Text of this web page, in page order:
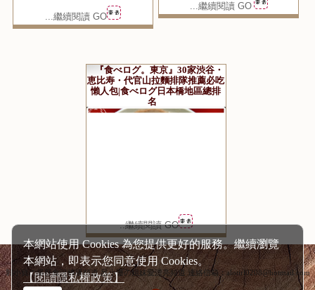
本網站使用 Cookies 為您提供更好的服務。繼續瀏覽
本網站，即表示您同意使用 Cookies。
【閱讀隱私權政策】
...繼續閱讀 GO
...繼續閱讀 GO
『食べログ。東京』30家渋谷・
恵比寿・代官山拉麵排隊推薦必吃
懶人包|食べログ日本橋地區總排
名
..繼續閱讀 GO
郭小寶の爆肝食況轉播頻道 呂小珊の姐妹愛漂亮頻道 連絡信箱：alotirl0208@hotmail.com